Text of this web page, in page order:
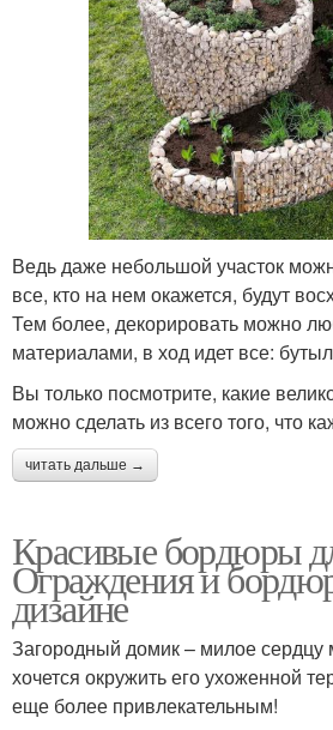
Ведь даже небольшой участок
все, кто на нем окажется, будут
Тем более, декорировать можно
материалами, в ход идет все:
Вы только посмотрите, какие
можно сделать из всего того, что
читать дальше →
Красивые бордюры
Ограждения и
дизайне
Загородный домик – милое сердцу
хочется окружить его ухоженной
еще более привлекательным!